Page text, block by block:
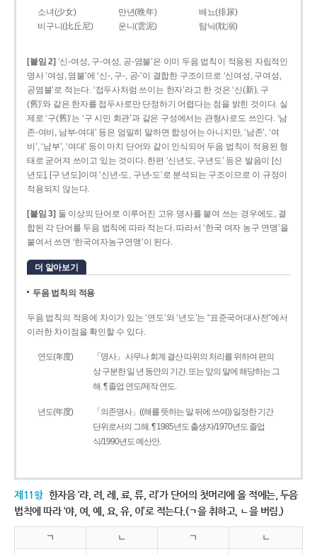
소녀(少女) 만년(晩年)
배뇨(排尿)
비구니(比丘尼)
운니(雲泥) 탐닉(耽溺)
[붙임 2] ‘신-여성, 구-여성, 공-염불’은 이미 두음 법칙이 적용된 자립적인
명사 ‘여성, 염불’에 ‘신-, 구-, 공-’이 결합한 구조이므로 ‘신여성, 구여성,
공염불’로 적는다. ‘접두사처럼 쓰이는 한자’라고 한 것은 ‘신(新), 구
(舊)’와 같은 한자를 접두사로만 단정하기 어렵다는 점을 밝힌 것이다. 실
제로 ‘구(舊)’는 ‘구 시민 회관’과 같은 구성에서는 관형사로도 쓰인다. ‘남
존­-여비, 남부-­여대’ 등은 엄밀히 말하면 합성어는 아니지만, ‘남존’, ‘여
비’, ‘남부’, ‘여대’ 등이 마치 단어와 같이 인식되어 두음 법칙이 적용된 형
태로 굳어져 쓰이고 있는 것이다. 한편 ‘신년도, 구년도’ 등은 발음이 [신
년도], [구ː년도]이며 ‘신년­-도, 구년-­도’로 분석되는 구조이므로 이 규정이
적용되지 않는다.
[붙임 3] 둘 이상의 단어로 이루어진 고유 명사를 붙여 쓰는 경우에도, 결
합된 각 단어를 두음 법칙에 따라 적는다. 따라서 ‘한국 여자 농구 연맹’을
붙여서 쓰면 ‘한국여자농구연맹’이 된다.
더 알아보기
두음 법칙의 적용
두음 법칙의 적용에 차이가 있는 ‘연도’와 ‘년도’는 “표준국어대사전”에서
이러한 차이점을 확인할 수 있다.
연도(年度)
「명사」 사무나 회계 결산 따위의 처리를 위하여 편의
상 구분한 일 년 동안의 기간. 또는 앞의 말에 해당하는 그
해. ¶ 졸업 연도/제작 연도.
년도(年度)
「의존명사」((해를 뜻하는 말 뒤에 쓰여)) 일정한 기간
단위로서의 그해. ¶ 1985년도 출생자/1970년도 졸업
식/1990년도 예산안.
제11항 한자음 ‘랴, 려, 례, 료, 류, 리’가 단어의 첫머리에 올 적에는, 두음
법칙에 따라 ‘야, 여, 예, 요, 유, 이’로 적는다.(ㄱ을 취하고, ㄴ을 버림.)
ㄱ ㄴ ㄱ ㄴ